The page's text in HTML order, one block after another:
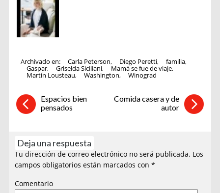
Archivado en: Carla Peterson, Diego Peretti, familia,
Gaspar, Griselda Siciliani, Mamá se fue de viaje,
Martín Lousteau, Washington, Winograd
Espacios bien
pensados
Comida casera y de
autor
Deja una respuesta
Tu dirección de correo electrónico no será publicada. Los
campos obligatorios están marcados con*
Comentario